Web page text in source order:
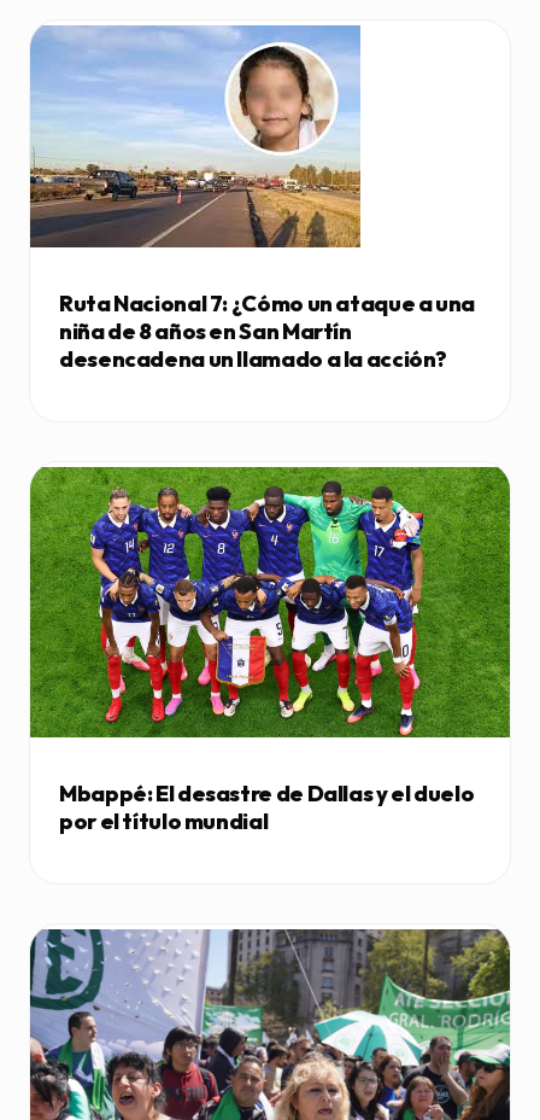
Ruta Nacional 7: ¿Cómo un ataque a una
niña de 8 años en San Martín
desencadena un llamado a la acción?
Mbappé: El desastre de Dallas y el duelo
por el título mundial